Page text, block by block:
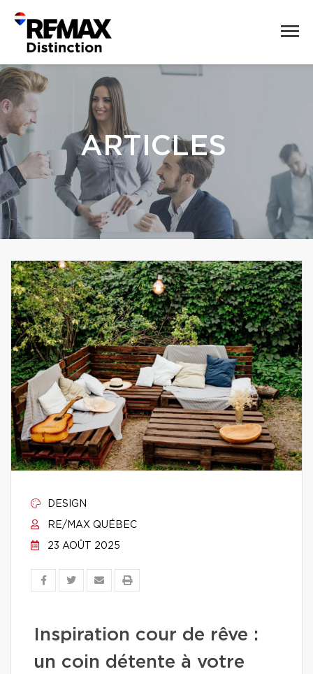
ARTICLES
DESIGN
RE/MAX QUÉBEC
23 AOÛT 2025
Inspiration cour de rêve :
un coin détente à votre